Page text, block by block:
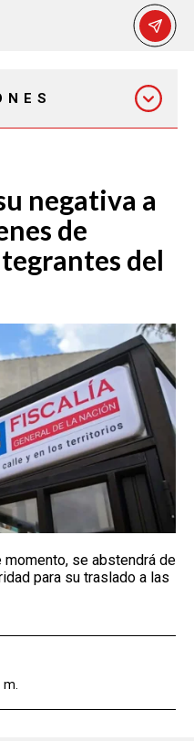
PM
PM
negativa a
de
del
momento, se abstendrá de
para su traslado a las